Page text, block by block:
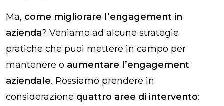
Ma, come migliorare l’engagement in
azienda? Veniamo ad alcune strategie
pratiche che puoi mettere in campo per
mantenere o aumentare l’engagement
aziendale. Possiamo prendere in
considerazione quattro aree di intervento: